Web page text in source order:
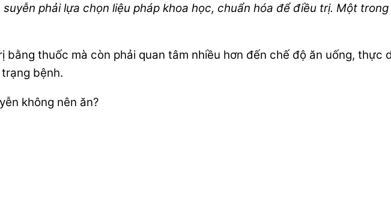
phải lựa chọn liệu pháp khoa học, chuẩn hóa để điều trị. Một
thuốc mà còn phải quan tâm nhiều hơn đến chế độ ăn uống, thực
bệnh.
không nên ăn?